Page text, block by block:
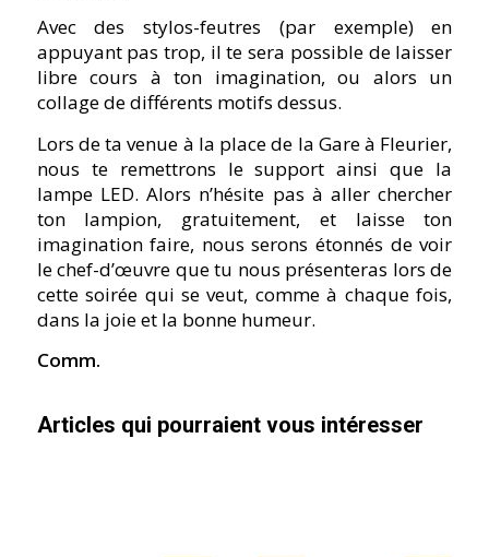
Avec des stylos-feutres (par exemple) en
appuyant pas trop, il te sera possible de laisser
libre cours à ton imagination, ou alors un
collage de différents motifs dessus.
Lors de ta venue à la place de la Gare à Fleurier,
nous te remettrons le support ainsi que la
lampe LED. Alors n’hésite pas à aller chercher
ton lampion, gratuitement, et laisse ton
imagination faire, nous serons étonnés de voir
le chef-d’œuvre que tu nous présenteras lors de
cette soirée qui se veut, comme à chaque fois,
dans la joie et la bonne humeur.
Comm.
Articles qui pourraient vous intéresser